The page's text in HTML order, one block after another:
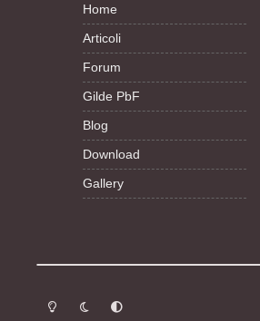
Home
Articoli
Forum
Gilde PbF
Blog
Download
Gallery
Modalità chiara
Modalità scuraSegui la preferenza del sistema